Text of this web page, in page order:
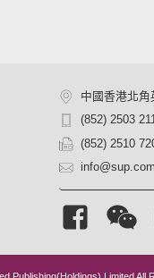
中國香港北
(852) 2503
(852) 2510